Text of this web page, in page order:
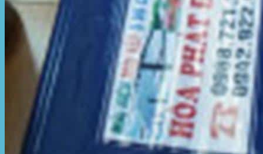
Dù lệch tâm
Sản Phẩm Mái Che Di Động
Mái hiên di động
Mái xếp di động
Nhà bạt di động
Motor kéo bạt che
Dự Án Hòa Phát Đạt
Lưới che nắng
Màng phủ nông nghiệp
Bạt Kéo Quán Cafe
Bạt Kéo Sân Trường
Thi Công Mái Xếp Hà Nội
Thi Công Mái Xếp TPHCM
Thi Công Mái Xếp Bình Dương